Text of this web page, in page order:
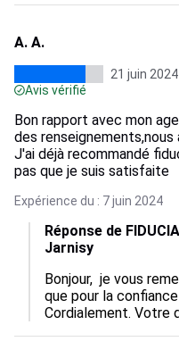
A. A.
21 juin 2024
Avis vérifié
Bon rapport avec mon
des
J'ai déjà recommandé
pas que je suis satisfaite
Expérience du : 7 juin 2024
Réponse de
Jarnisy
Bonjour,  je vous
que pour la
Cordialement. Votre